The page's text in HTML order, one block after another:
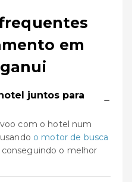
em
juntos para
−
com o hotel num
o motor de busca
o melhor